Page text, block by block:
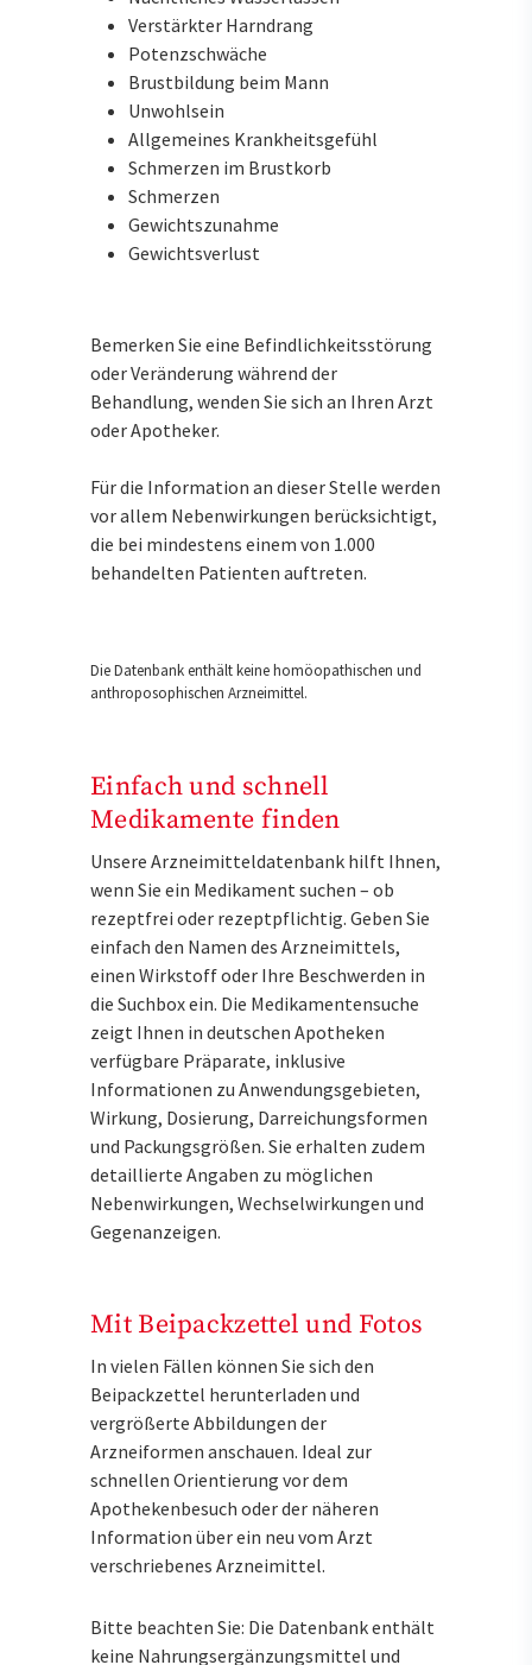
Verstärkter Harndrang
Potenzschwäche
Brustbildung beim Mann
Unwohlsein
Allgemeines Krankheitsgefühl
Schmerzen im Brustkorb
Schmerzen
Gewichtszunahme
Gewichtsverlust
Bemerken Sie eine Befindlichkeitsstörung
oder Veränderung während der
Behandlung, wenden Sie sich an Ihren Arzt
oder Apotheker.
Für die Information an dieser Stelle werden
vor allem Nebenwirkungen berücksichtigt,
die bei mindestens einem von 1.000
behandelten Patienten auftreten.
Die Datenbank enthält keine homöopathischen und
anthroposophischen Arzneimittel.
Einfach und schnell
Medikamente finden
Unsere Arzneimitteldatenbank hilft Ihnen,
wenn Sie ein Medikament suchen – ob
rezeptfrei oder rezeptpflichtig. Geben Sie
einfach den Namen des Arzneimittels,
einen Wirkstoff oder Ihre Beschwerden in
die Suchbox ein. Die Medikamentensuche
zeigt Ihnen in deutschen Apotheken
verfügbare Präparate, inklusive
Informationen zu Anwendungsgebieten,
Wirkung, Dosierung, Darreichungsformen
und Packungsgrößen. Sie erhalten zudem
detaillierte Angaben zu möglichen
Nebenwirkungen, Wechselwirkungen und
Gegenanzeigen.
Mit Beipackzettel und Fotos
In vielen Fällen können Sie sich den
Beipackzettel herunterladen und
vergrößerte Abbildungen der
Arzneiformen anschauen. Ideal zur
schnellen Orientierung vor dem
Apothekenbesuch oder der näheren
Information über ein neu vom Arzt
verschriebenes Arzneimittel.
Bitte beachten Sie: Die Datenbank enthält
keine Nahrungsergänzungsmittel und